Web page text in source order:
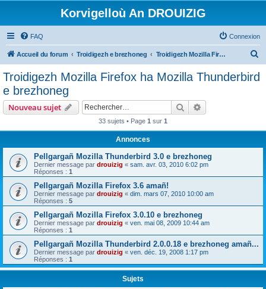
Korvigelloù An DROUIZIG
FAQ Connexion
Accueil du forum Troidigezh e brezhoneg Troidigezh Mozilla Firefox ha Mozilla Thunderbird e brezhoneg
Troidigezh Mozilla Firefox ha Mozilla Thunderbird
e brezhoneg
Nouveau sujet Rechercher
33 sujets • Page 1 sur 1
Annonces
Pellgargañ Mozilla Thunderbird 3.0 e brezhoneg
Dernier message par drouizig « sam. avr. 03, 2010 6:02 pm
Réponses : 1
Pellgargañ Mozilla Firefox 3.6 amañ!
Dernier message par drouizig « dim. mars 07, 2010 10:00 am
Réponses : 5
Pellgargañ Mozilla Firefox 3.0.10 e brezhoneg
Dernier message par drouizig « ven. mai 08, 2009 10:44 am
Réponses : 1
Pellgargañ Mozilla Thunderbird 2.0.0.18 e brezhoneg amañ...
Dernier message par drouizig « ven. déc. 19, 2008 1:17 pm
Réponses : 1
Sujets